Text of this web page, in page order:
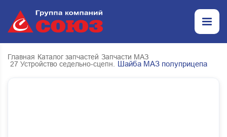
Главная Каталог запчастей Запчасти МАЗ
27 Устройство седельно-сцепн.
Шайба МАЗ полуприцепа